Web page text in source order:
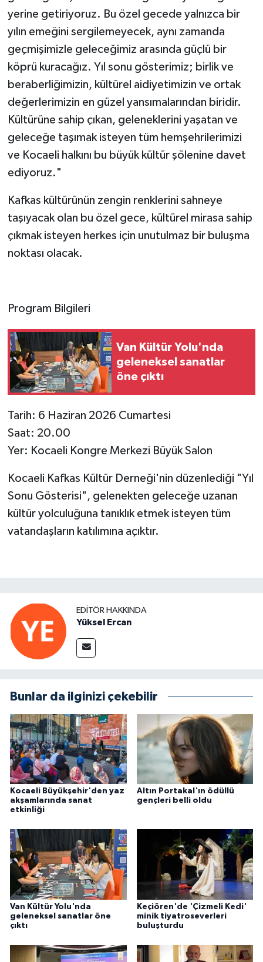
yerine getiriyoruz. Bu özel gecede yalnızca bir
yılın emeğini sergilemeyecek, aynı zamanda
geçmişimizle geleceğimiz arasında güçlü bir
köprü kuracağız. Yıl sonu gösterimiz; birlik ve
beraberliğimizin, kültürel aidiyetimizin ve ortak
değerlerimizin en güzel yansımalarından biridir.
Kültürüne sahip çıkan, geleneklerini yaşatan ve
geleceğe taşımak isteyen tüm hemşehrilerimizi
ve Kocaeli halkını bu büyük kültür şölenine davet
ediyoruz."
Kafkas kültürünün zengin renklerini sahneye
taşıyacak olan bu özel gece, kültürel mirasa sahip
çıkmak isteyen herkes için unutulmaz bir buluşma
noktası olacak.
Program Bilgileri
Van Kültür Yolu'nda
geleneksel sanatlar
öne çıktı
Tarih: 6 Haziran 2026 Cumartesi
Saat: 20.00
Yer: Kocaeli Kongre Merkezi Büyük Salon
Kocaeli Kafkas Kültür Derneği'nin düzenlediği "Yıl
Sonu Gösterisi", gelenekten geleceğe uzanan
kültür yolculuğuna tanıklık etmek isteyen tüm
vatandaşların katılımına açıktır.
EDITÖR HAKKINDA
Yüksel Ercan
Bunlar da ilginizi çekebilir
Kocaeli Büyükşehir'den yaz
akşamlarında sanat
etkinliği
Altın Portakal'ın ödüllü
gençleri belli oldu
Van Kültür Yolu'nda
geleneksel sanatlar öne
çıktı
Keçiören'de 'Çizmeli Kedi'
minik tiyatroseverleri
buluşturdu